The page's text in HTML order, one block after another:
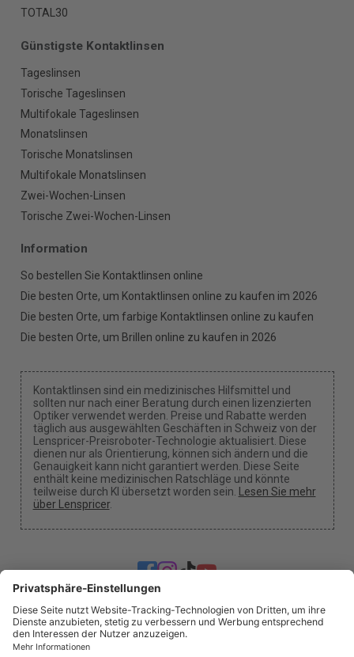
TOTAL30
Günstigste Kontaktlinsen
Tageslinsen
Torische Tageslinsen
Multifokale Tageslinsen
Monatslinsen
Torische Monatslinsen
Multifokale Monatslinsen
Zwei-Wochen-Linsen
Torische Zwei-Wochen-Linsen
Information
So bestellen Sie Kontaktlinsen online
Die besten Orte, um Kontaktlinsen online zu kaufen im 2026
Die besten Orte, um farbige Kontaktlinsen online zu kaufen
Die besten Orte, um Brillen online zu kaufen in 2026
Kontaktlinsen sind ein medizinisches Hilfsmittel und
sollten nur nach einer Beratung durch einen lizenzierten
Optiker verwendet werden. Preise und Rabatte werden
täglich aus ausgewählten Geschäften in Schweiz von der
Lenspricer-Preisroboter-Technologie aktualisiert. Diese
dienen nur als Orientierung, können sich ändern und die
Genauigkeit kann nicht garantiert werden. Diese Seite
enthält keine medizinischen Ratschläge und könnte
teilweise durch KI übersetzt worden sein.
Lesen Sie mehr
über Lenspricer.
Cookie-Einstellungen
Wir können eine Provision erhalten, wenn du unsere